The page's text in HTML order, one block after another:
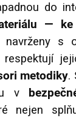
do
— ke
navrženy s
metodiky.
v
nejen